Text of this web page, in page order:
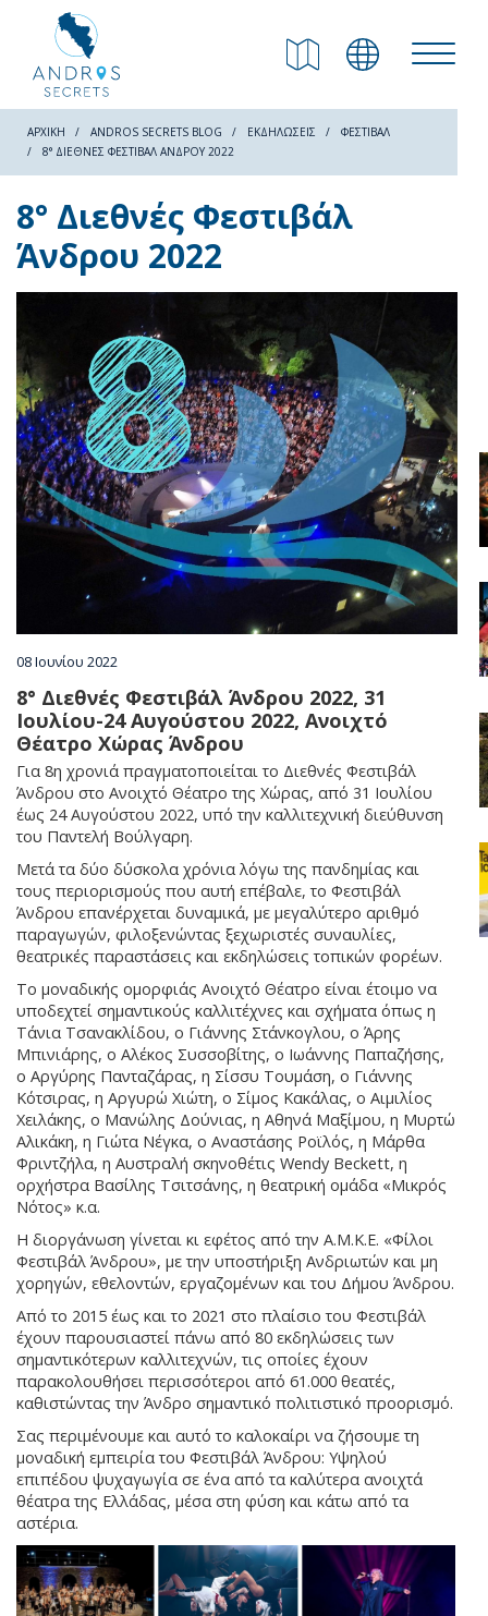
ΕΠΙΣΤΡΟΦΗ
Παραλίες
Φύση
Πολιτισμός
Αξιοθέατα
Μονοπάτια
Χωριά
Φαγητό & Ποτό
Δραστηριότητες
Ενοικιάσεις
Ευεξία & Ομορφιά
Γάμος στην Άνδρο
ΑΡΧΙΚΗ ANDROS SECRETS BLOG ΕΚΔΗΛΏΣΕΙΣ
ΦΕΣΤΙΒΆΛ
8° ΔΙΕΘΝΈΣ ΦΕΣΤΙΒΆΛ ΆΝΔΡΟΥ 2022
8° Διεθνές Φεστιβάλ
Άνδρου 2022
08 Ιουνίου 2022
8° Διεθνές Φεστιβάλ Άνδρου 2022, 31
Ιουλίου-24 Αυγούστου 2022, Ανοιχτό
Θέατρο Χώρας Άνδρου
Για 8η χρονιά πραγματοποιείται το Διεθνές Φεστιβάλ
Άνδρου στο Ανοιχτό Θέατρο της Χώρας, από 31 Ιουλίου
έως 24 Αυγούστου 2022, υπό την καλλιτεχνική διεύθυνση
του Παντελή Βούλγαρη.
Μετά τα δύο δύσκολα χρόνια λόγω της πανδημίας και
τους περιορισμούς που αυτή επέβαλε, το Φεστιβάλ
Άνδρου επανέρχεται δυναμικά, με μεγαλύτερο αριθμό
παραγωγών, φιλοξενώντας ξεχωριστές συναυλίες,
θεατρικές παραστάσεις και εκδηλώσεις τοπικών φορέων.
Το μοναδικής ομορφιάς Ανοιχτό Θέατρο είναι έτοιμο να
υποδεχτεί σημαντικούς καλλιτέχνες και σχήματα όπως η
Τάνια Τσανακλίδου, ο Γιάννης Στάνκογλου, ο Άρης
Μπινιάρης, ο Αλέκος Συσσοβίτης, ο Ιωάννης Παπαζήσης,
ο Αργύρης Πανταζάρας, η Σίσσυ Τουμάση, ο Γιάννης
Κότσιρας, η Αργυρώ Χιώτη, ο Σίμος Κακάλας, ο Αιμιλίος
Χειλάκης, ο Μανώλης Δούνιας, η Αθηνά Μαξίμου, η Μυρτώ
Αλικάκη, η Γιώτα Νέγκα, ο Αναστάσης Ροϊλός, η Μάρθα
Φριντζήλα, η Αυστραλή σκηνοθέτις Wendy Beckett, η
ορχήστρα Βασίλης Τσιτσάνης, η θεατρική ομάδα «Μικρός
Νότος» κ.α.
Η διοργάνωση γίνεται κι εφέτος από την Α.Μ.Κ.Ε. «Φίλοι
Φεστιβάλ Άνδρου», με την υποστήριξη Ανδριωτών και μη
χορηγών, εθελοντών, εργαζομένων και του Δήμου Άνδρου.
Από το 2015 έως και το 2021 στο πλαίσιο του Φεστιβάλ
έχουν παρουσιαστεί πάνω από 80 εκδηλώσεις των
σημαντικότερων καλλιτεχνών, τις οποίες έχουν
παρακολουθήσει περισσότεροι από 61.000 θεατές,
καθιστώντας την Άνδρο σημαντικό πολιτιστικό προορισμό.
Σας περιμένουμε και αυτό το καλοκαίρι να ζήσουμε τη
μοναδική εμπειρία του Φεστιβάλ Άνδρου: Yψηλού
επιπέδου ψυχαγωγία σε ένα από τα καλύτερα ανοιχτά
θέατρα της Ελλάδας, μέσα στη φύση και κάτω από τα
αστέρια.